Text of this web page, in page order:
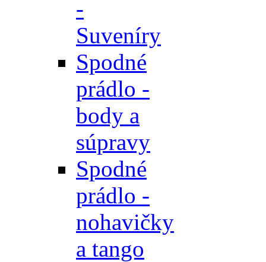
-
Suveníry
Spodné
prádlo -
body a
súpravy
Spodné
prádlo -
nohavičky
a tango